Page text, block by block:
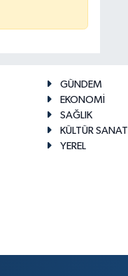
GÜNDEM
EKONOMİ
SAĞLIK
KÜLTÜR SANAT
YEREL